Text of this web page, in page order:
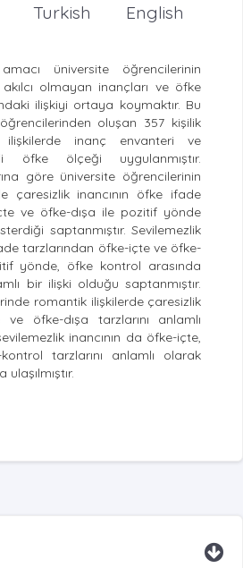
English
Turkish
üniversite öğrencilerinin
olmayan inançları ve öfke
ilişkiyi ortaya koymaktır. Bu
oluşan 357 kişilik
ilişkilerde inanç envanteri ve
öfke ölçeği uygulanmıştır.
göre üniversite öğrencilerinin
çaresizlik inancının öfke ifade
ve öfke-dışa ile pozitif yönde
saptanmıştır. Sevilemezlik
tarzlarından öfke-içte ve öfke-
yönde, öfke kontrol arasında
bir ilişki olduğu saptanmıştır.
romantik ilişkilerde çaresizlik
ve öfke-dışa tarzlarını anlamlı
inancının da öfke-içte,
tarzlarını anlamlı olarak